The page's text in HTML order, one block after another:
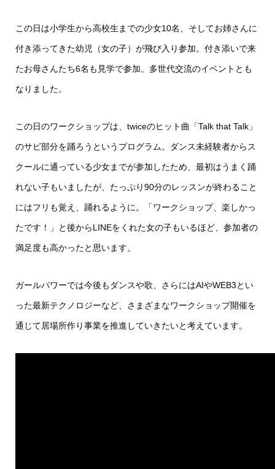
この日は小学生から高校生までの少女10名、そしてお姉さんに
付き添ってきた幼児（女の子）が飛び入り参加。付き添いで来
たお母さんたち6名も見学で参加。多世代交流のイベントとも
なりました。
この日のワークショップは、twiceのヒット曲「Talk that Talk」
のサビ部分を踊ろうというプログラム。ダンス未経験者からス
クールに通っている少女までが参加したため、最初はうまく踊
れない子もいましたが、たっぷり90分のレッスンが終わること
にはフリも覚え、踊れるように。「ワークショップ、楽しかっ
たです！」と後からLINEをくれた女の子もいるほど、参加者の
満足度も高かったと思います。
ガールパワーでは今後もダンスや歌、さらにはAIやWEB3とい
った最新テクノロジーなど、さまざまなワークショップ開催を
通じて居場所作り事業を推進していきたいと考えています。